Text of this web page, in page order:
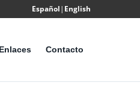
Español| English
Enlaces Contacto